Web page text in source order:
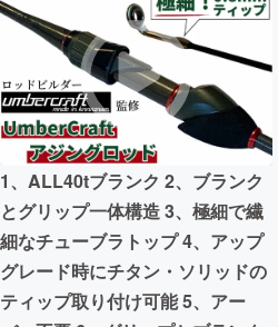
アート・写真
テクノロジー・ガジェッ
映像・映画
ビジネス・起業
まちづくり・地域活性化
1、ALL40tブランク 2、ブランク
とグリップ一体構造 3、極細で繊
細なチューブラトップ 4、アップ
グレード時にチタン・ソリッドの
ティップ取り付け可能 5、アー